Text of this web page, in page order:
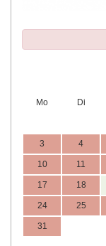
Mo Di
3 4
10 11
17 18
24 25
31